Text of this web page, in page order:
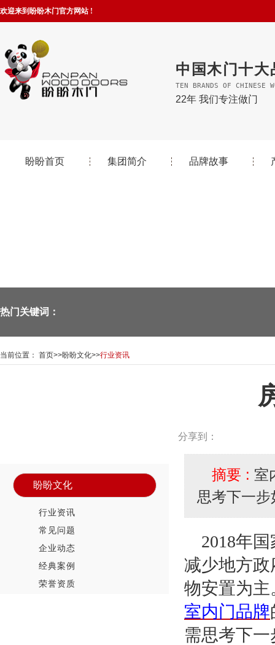
欢迎来到盼盼木门官方网站 !
中国木门十大
TEN BRANDS OF CHINESE
22年 我们专注做门
盼盼首页 集团简介 品牌故事
热门关键词：
当前位置： 首页>>盼盼文化>>行业资讯
盼盼文化
行业资讯
常见问题
企业动态
经典案例
荣誉资质
分享到：
摘要 : 室
思考下一
2018年国
减少地方
物安置为
室内门品牌
需思考下